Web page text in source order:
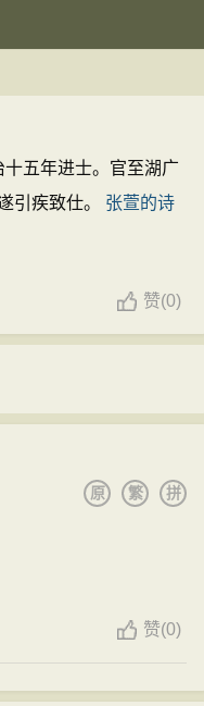
五年进士。官至湖广
引疾致仕。 张萱的诗
赞(0)
拼
繁
原
赞(0)